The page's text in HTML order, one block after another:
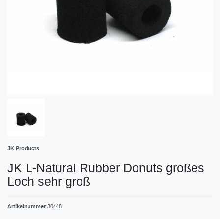
JK Products
JK L-Natural Rubber Donuts großes
Loch sehr groß
Artikelnummer 30448